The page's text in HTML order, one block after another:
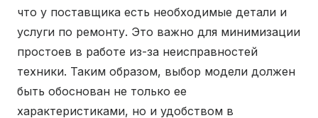
что у поставщика есть необходимые детали и
услуги по ремонту. Это важно для минимизации
простоев в работе из-за неисправностей
техники. Таким образом, выбор модели должен
быть обоснован не только ее
характеристиками, но и удобством в